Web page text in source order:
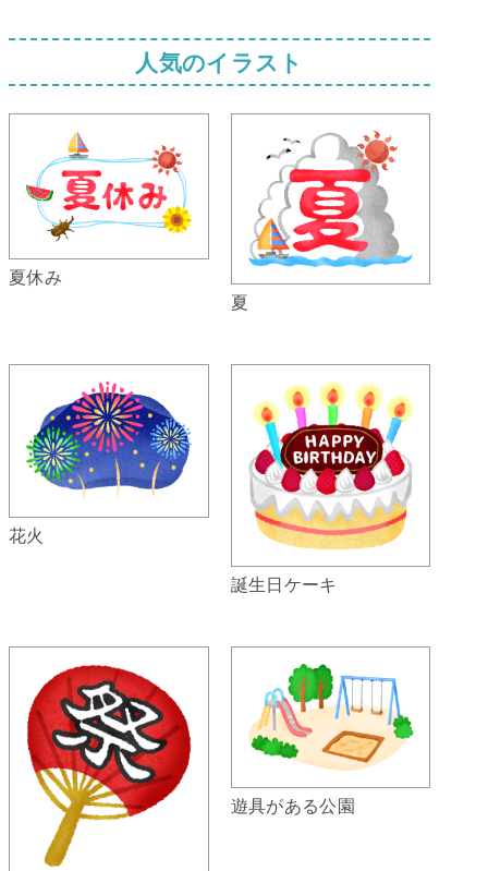
人気のイラスト
夏休み
夏
花火
誕生日ケーキ
遊具がある公園